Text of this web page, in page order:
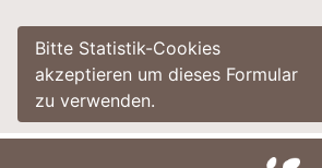
Bitte Statistik-Cookies
akzeptieren um dieses Formular
zu verwenden.